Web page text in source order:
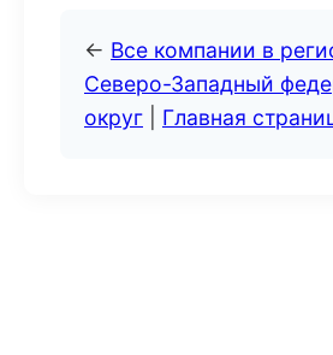
← Все компании в
Северо-Западный
округ
Главная